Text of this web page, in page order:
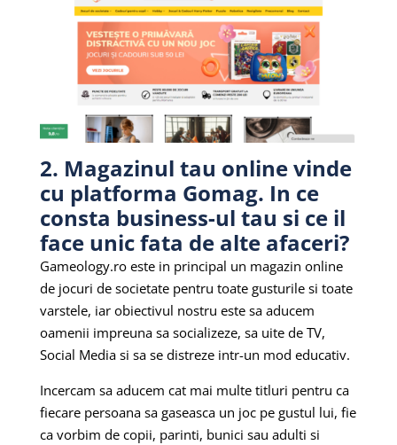
2. Magazinul tau online vinde
cu platforma Gomag. In ce
consta business-ul tau si ce il
face unic fata de alte afaceri?
Gameology.ro este in principal un magazin online
de jocuri de societate pentru toate gusturile si toate
varstele, iar obiectivul nostru este sa aducem
oamenii impreuna sa socializeze, sa uite de TV,
Social Media si sa se distreze intr-un mod educativ.
Incercam sa aducem cat mai multe titluri pentru ca
fiecare persoana sa gaseasca un joc pe gustul lui, fie
ca vorbim de copii, parinti, bunici sau adulti si